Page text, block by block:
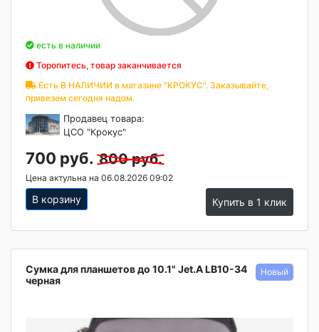
есть в наличии
Торопитесь, товар заканчивается
Есть В НАЛИЧИИ в магазине "КРОКУС". Заказывайте,
привезем сегодня надом.
Продавец товара:
ЦСО "Крокус"
700 руб. 800 руб.
Цена актульна на 06.08.2026 09:02
В корзину Купить в 1 клик
Сумка для планшетов до 10.1" Jet.A LB10-34
черная